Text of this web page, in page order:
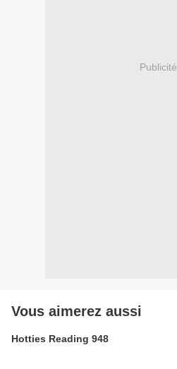
Publicité
Vous aimerez aussi
Hotties Reading 948